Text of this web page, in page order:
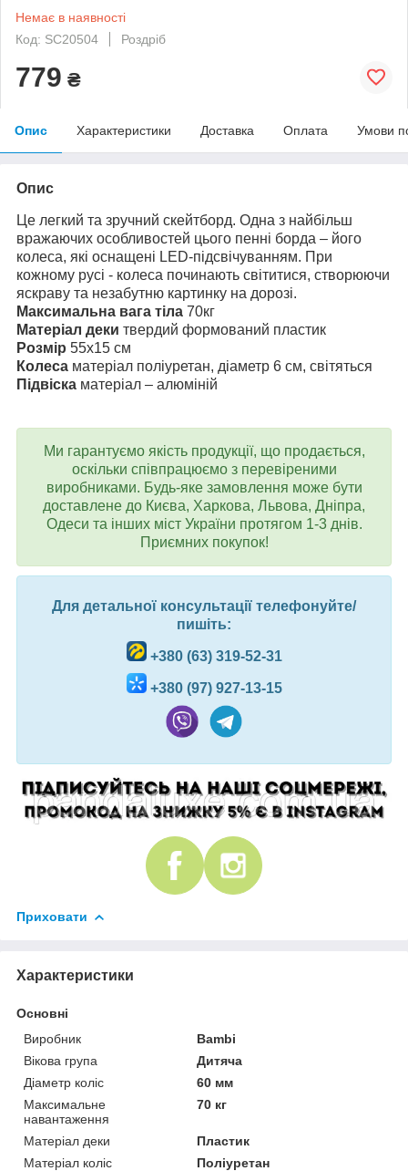
Немає в наявності
Код: SC20504
Роздріб
779 ₴
Опис Характеристики Доставка Оплата Умови
Опис
Це легкий та зручний скейтборд. Одна з найбільш
вражаючих особливостей цього пенні борда – його
колеса, які оснащені LED-підсвічуванням. При
кожному русі - колеса починають світитися, створюючи
яскраву та незабутню картинку на дорозі.
Максимальна вага тіла 70кг
Матеріал деки твердий формований пластик
Розмір 55х15 см
Колеса матеріал поліуретан, діаметр 6 см, світяться
Підвіска матеріал – алюміній
Ми гарантуємо якість продукції, що продається,
оскільки співпрацюємо з перевіреними
виробниками. Будь-яке замовлення може бути
доставлене до Києва, Харкова, Львова, Дніпра,
Одеси та інших міст України протягом 1-3 днів.
Приємних покупок!
Для детальної консультації телефонуйте/
пишіть:
+380 (63) 319-52-31
+380 (97) 927-13-15
Приховати
Характеристики
Основні
Виробник
Bambi
Вікова група
Дитяча
Діаметр коліс
60 мм
Максимальне
навантаження
70 кг
Матеріал деки
Пластик
Матеріал коліс
Поліуретан